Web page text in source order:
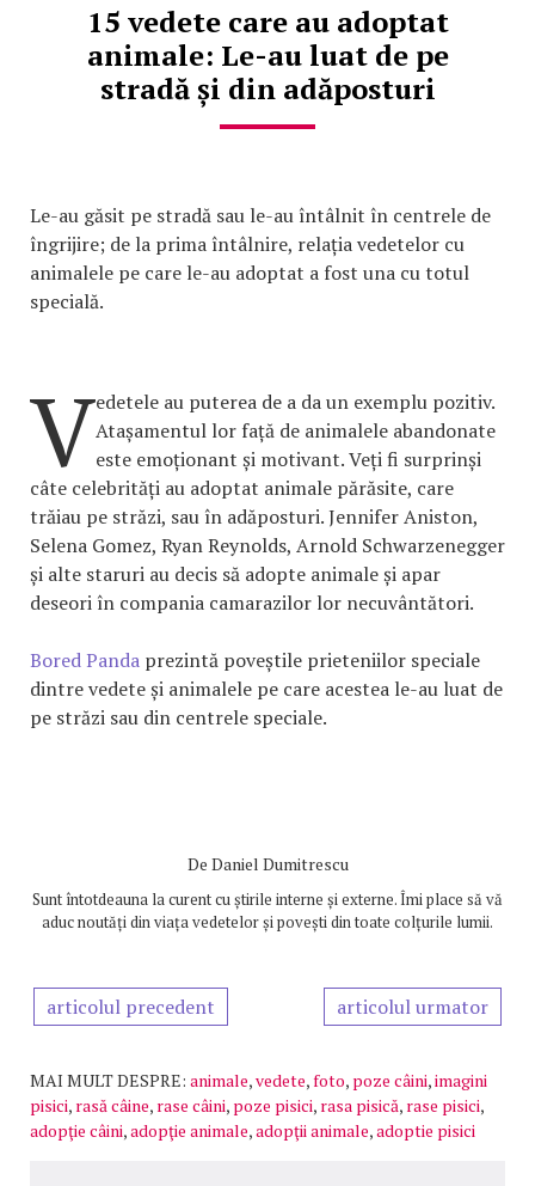
15 vedete care au adoptat
animale: Le-au luat de pe
stradă și din adăposturi
Le-au găsit pe stradă sau le-au întâlnit în centrele de
îngrijire; de la prima întâlnire, relația vedetelor cu
animalele pe care le-au adoptat a fost una cu totul
specială.
Vedetele au puterea de a da un exemplu pozitiv.
Atașamentul lor față de animalele abandonate
este emoționant și motivant. Veți fi surprinși
câte celebrități au adoptat animale părăsite, care
trăiau pe străzi, sau în adăposturi. Jennifer Aniston,
Selena Gomez, Ryan Reynolds, Arnold Schwarzenegger
și alte staruri au decis să adopte animale și apar
deseori în compania camarazilor lor necuvântători.
Bored Panda prezintă poveștile prieteniilor speciale
dintre vedete și animalele pe care acestea le-au luat de
pe străzi sau din centrele speciale.
De Daniel Dumitrescu
Sunt întotdeauna la curent cu știrile interne și externe. Îmi place să vă
aduc noutăți din viața vedetelor și povești din toate colțurile lumii.
articolul precedent articolul urmator
MAI MULT DESPRE: animale,vedete,foto, poze câini,imagini
pisici, rasă câine, rase câini, poze pisici, rasa pisică, rase pisici,
adopţie câini,adopţie animale,adopţii animale,adoptie pisici